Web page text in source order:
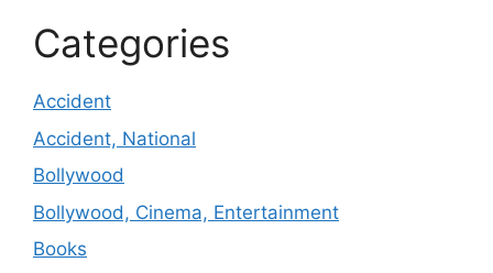
Categories
Accident
Accident, National
Bollywood
Bollywood, Cinema, Entertainment
Books